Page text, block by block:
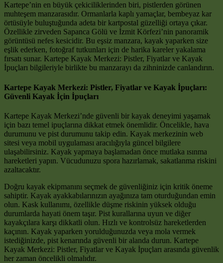
Kartepe’nin en büyük çekiciliklerinden biri, pistlerden görünen
muhteşem manzarasıdır. Ormanlarla kaplı yamaçlar, bembeyaz kar
örtüsüyle buluştuğunda adeta bir kartpostal güzelliği ortaya çıkar.
Özellikle zirveden Sapanca Gölü ve İzmit Körfezi’nin panoramik
görüntüsü nefes kesicidir. Bu eşsiz manzara, kayak yaparken size
eşlik ederken, fotoğraf tutkunları için de harika kareler yakalama
fırsatı sunar. Kartepe Kayak Merkezi: Pistler, Fiyatlar ve Kayak
İpuçları bilgileriyle birlikte bu manzarayı da zihninizde canlandırın.
Kartepe Kayak Merkezi: Pistler, Fiyatlar ve Kayak İpuçları:
Güvenli Kayak İçin İpuçları
Kartepe Kayak Merkezi’nde güvenli bir kayak deneyimi yaşamak
için bazı temel ipuçlarına dikkat etmek önemlidir. Öncelikle, hava
durumunu ve pist durumunu takip edin. Kayak merkezinin web
sitesi veya mobil uygulaması aracılığıyla güncel bilgilere
ulaşabilirsiniz. Kayak yapmaya başlamadan önce mutlaka ısınma
hareketleri yapın. Vücudunuzu spora hazırlamak, sakatlanma riskini
azaltacaktır.
Doğru kayak ekipmanını seçmek de güvenliğiniz için kritik öneme
sahiptir. Kayak ayakkabılarınızın ayağınıza tam oturduğundan emin
olun. Kask kullanımı, özellikle düşme riskinin yüksek olduğu
durumlarda hayati önem taşır. Pist kurallarına uyun ve diğer
kayakçılara karşı dikkatli olun. Hızlı ve kontrolsüz hareketlerden
kaçının. Kayak yaparken yorulduğunuzda veya mola vermek
istediğinizde, pist kenarında güvenli bir alanda durun. Kartepe
Kayak Merkezi: Pistler, Fiyatlar ve Kayak İpuçları arasında güvenlik
her zaman öncelikli olmalıdır.